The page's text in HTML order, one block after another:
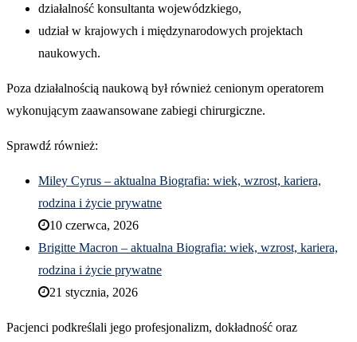
działalność konsultanta wojewódzkiego,
udział w krajowych i międzynarodowych projektach
naukowych.
Poza działalnością naukową był również cenionym operatorem
wykonującym zaawansowane zabiegi chirurgiczne.
Sprawdź również:
Miley Cyrus – aktualna Biografia: wiek, wzrost, kariera,
rodzina i życie prywatne
10 czerwca, 2026
Brigitte Macron – aktualna Biografia: wiek, wzrost, kariera,
rodzina i życie prywatne
21 stycznia, 2026
Pacjenci podkreślali jego profesjonalizm, dokładność oraz